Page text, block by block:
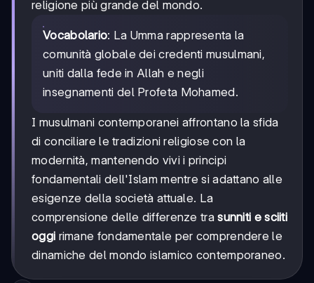
religione più grande del mondo.
Vocabolario: La Umma rappresenta la
comunità globale dei credenti musulmani,
uniti dalla fede in Allah e negli
insegnamenti del Profeta Mohamed.
I musulmani contemporanei affrontano la sfida
di conciliare le tradizioni religiose con la
modernità, mantenendo vivi i principi
fondamentali dell'Islam mentre si adattano alle
esigenze della società attuale. La
comprensione delle differenze trasunniti e sciiti
oggi rimane fondamentale per comprendere le
dinamiche del mondo islamico contemporaneo.